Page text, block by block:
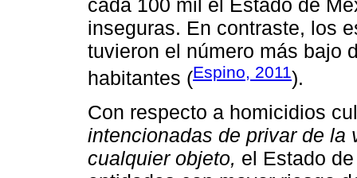
cada 100 mil el Estado de
inseguras. En contraste, los
tuvieron el número más bajo
habitantes (Espino, 2011).
Con respecto a homicidios
intencionadas de privar de la
cualquier objeto, el Estado